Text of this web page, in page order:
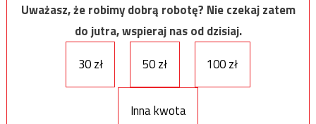
Uważasz, że robimy dobrą robotę? Nie czekaj zatem
do jutra, wspieraj nas od dzisiaj.
30 zł
50 zł 100 zł
Inna kwota